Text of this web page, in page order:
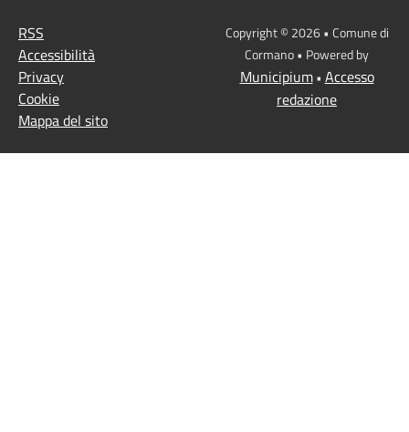
RSS
Accessibilità
Privacy
Cookie
Mappa del sito
Copyright © 2026 • Comune di
Cormano • Powered by
Municipium• Accesso
redazione